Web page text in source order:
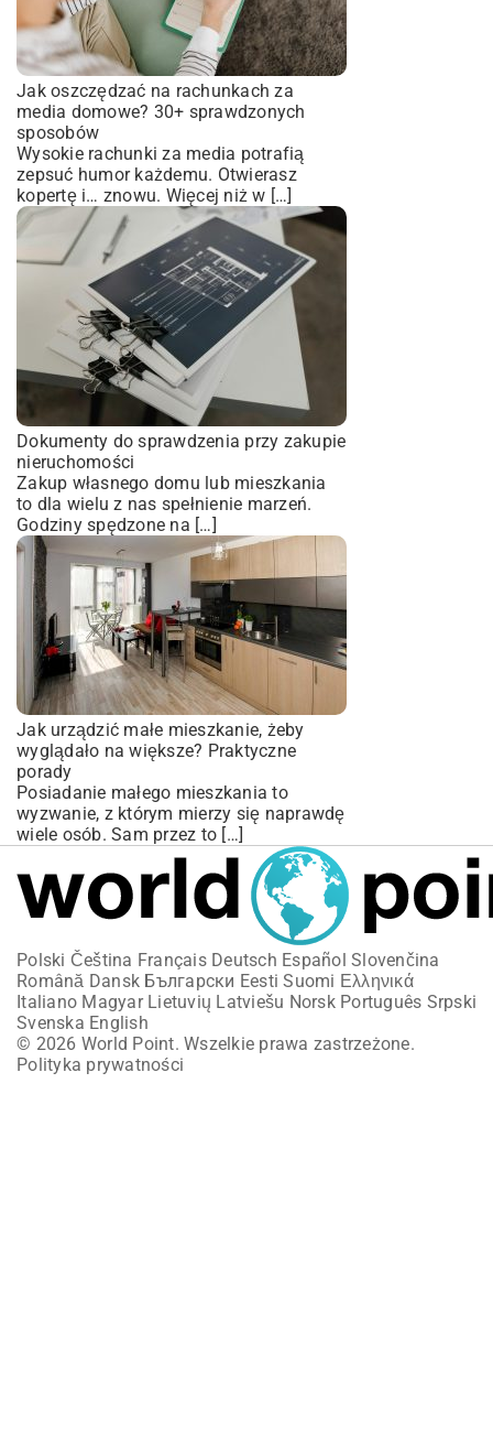
Jak oszczędzać na rachunkach za
media domowe? 30+ sprawdzonych
sposobów
Wysokie rachunki za media potrafią
zepsuć humor każdemu. Otwierasz
kopertę i… znowu. Więcej niż w […]
Dokumenty do sprawdzenia przy zakupie
nieruchomości
Zakup własnego domu lub mieszkania
to dla wielu z nas spełnienie marzeń.
Godziny spędzone na […]
Jak urządzić małe mieszkanie, żeby
wyglądało na większe? Praktyczne
porady
Posiadanie małego mieszkania to
wyzwanie, z którym mierzy się naprawdę
wiele osób. Sam przez to […]
Polski Čeština Français Deutsch Español Slovenčina
Română Dansk Български Eesti Suomi Ελληνικά
Italiano Magyar Lietuvių Latviešu Norsk Português Srpski
Svenska English
© 2026 World Point. Wszelkie prawa zastrzeżone.
Polityka prywatności